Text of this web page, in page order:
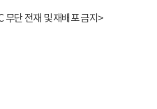
단 전재 및 재배포 금지>